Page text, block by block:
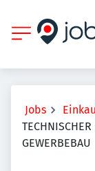
Jobs
GEWERBEBAU